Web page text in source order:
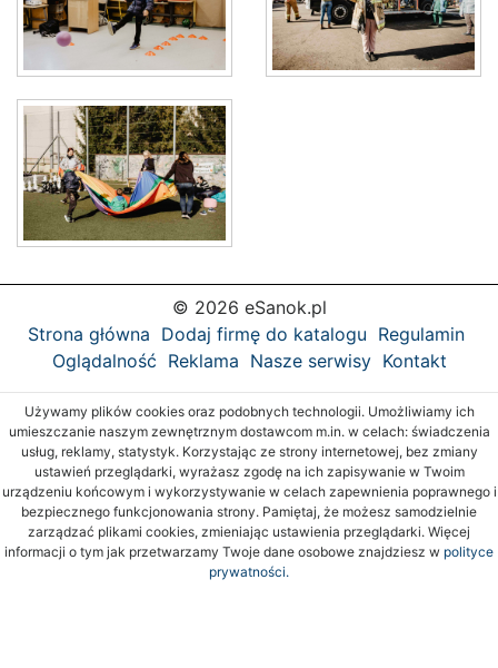
© 2026 eSanok.pl
Strona główna Dodaj firmę do katalogu Regulamin
Oglądalność Reklama Nasze serwisy Kontakt
Używamy plików cookies oraz podobnych technologii. Umożliwiamy ich
umieszczanie naszym zewnętrznym dostawcom m.in. w celach: świadczenia
usług, reklamy, statystyk. Korzystając ze strony internetowej, bez zmiany
ustawień przeglądarki, wyrażasz zgodę na ich zapisywanie w Twoim
urządzeniu końcowym i wykorzystywanie w celach zapewnienia poprawnego i
bezpiecznego funkcjonowania strony. Pamiętaj, że możesz samodzielnie
zarządzać plikami cookies, zmieniając ustawienia przeglądarki. Więcej
informacji o tym jak przetwarzamy Twoje dane osobowe znajdziesz w polityce
prywatności.